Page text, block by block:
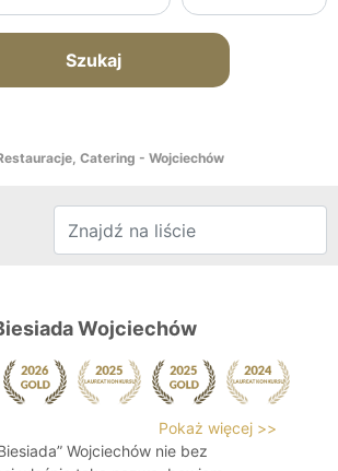
Szukaj
Catering - Wojciechów
Wojciechów
Pokaż więcej >>
Wojciechów nie bez